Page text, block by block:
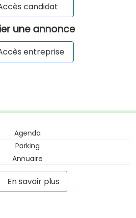
candidat
une annonce
entreprise
Agenda
Parking
Annuaire
En savoir plus